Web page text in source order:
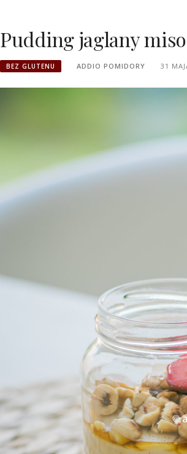
Pudding jaglany miso
BEZ GLUTENU ADDIO POMIDORY 31